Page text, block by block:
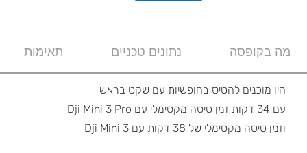
מה בקופסה נתונים טכניים תאימות
היו מוכנים להטיס בחופשיות עם שקט בראש
עם 34 דקות זמן טיסה מקסימלי עם Dji Mini 3 Pro
וזמן טיסה מקסימלי של 38 דקות עם Dji Mini 3